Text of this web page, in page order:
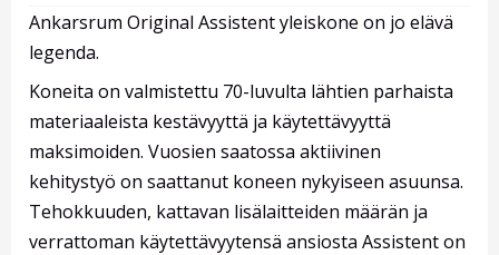
Ankarsrum Original Assistent yleiskone on jo elävä
legenda.
Koneita on valmistettu 70-luvulta lähtien parhaista
materiaaleista kestävyyttä ja käytettävyyttä
maksimoiden. Vuosien saatossa aktiivinen
kehitystyö on saattanut koneen nykyiseen asuunsa.
Tehokkuuden, kattavan lisälaitteiden määrän ja
verrattoman käytettävyytensä ansiosta Assistent on